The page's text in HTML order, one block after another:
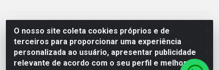
O nosso site coleta cookies próprios e de
terceiros para proporcionar uma experiência
personalizada ao usuário, apresentar publicidade
relevante de acordo com o seu perfil e melhorar a
WING DISTRIBUIDORA COMÉRCIO E LOGÍSTICA DE MATERIAL
DE CONSTRUÇÕES LTDA - AV. DA INTEGRAÇÃO, 790 -
PATRÍCIA GOMES, CAUCAIA/CE - CEP 61.604-505 - CNPJ
17.523.384/0001-20